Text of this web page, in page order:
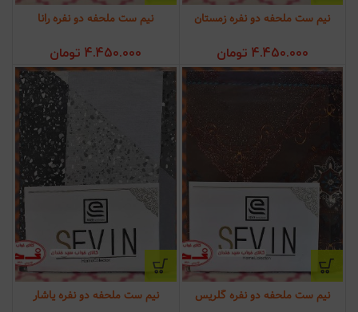
نیم ست ملحفه دو نفره زمستان
4.450.000 تومان
نیم ست ملحفه دو نفره رانا
4.450.000 تومان
نیم ست ملحفه دو نفره گلریس
نیم ست ملحفه دو نفره یاشار